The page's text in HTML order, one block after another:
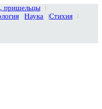
Наука
Стихия